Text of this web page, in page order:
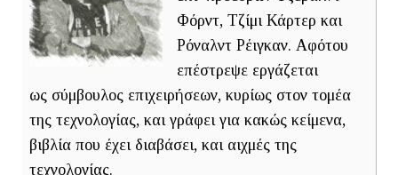
Φόρντ, Τζίμι Κάρτερ και
Ρόναλντ Ρέιγκαν. Αφότου
επέστρεψε εργάζεται
ως σύμβουλος επιχειρήσεων, κυρίως στον τομέα
της τεχνολογίας, και γράφει για κακώς κείμενα,
βιβλία που έχει διαβάσει, και αιχμές της
τεχνολογίας.